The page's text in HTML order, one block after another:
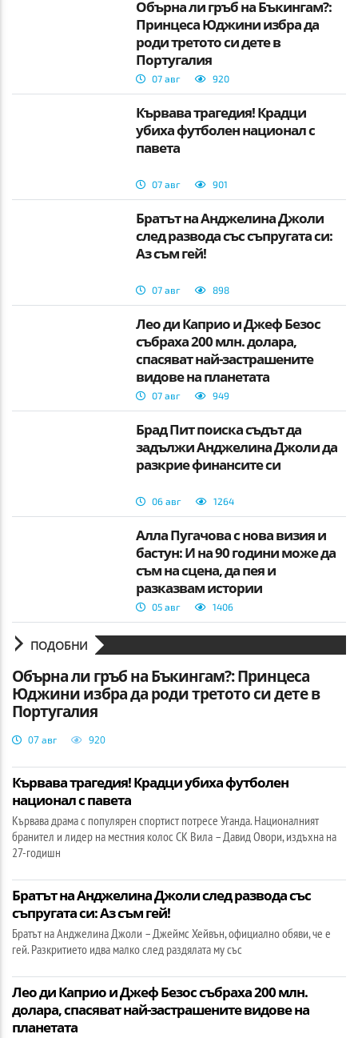
Обърна ли гръб на Бъкингам?:
Принцеса Юджини избра да
роди третото си дете в
Португалия
07 авг 920
Кървава трагедия! Крадци
убиха футболен национал с
павета
07 авг 901
Братът на Анджелина Джоли
след развода със съпругата си:
Аз съм гей!
07 авг 898
Лео ди Каприо и Джеф Безос
събраха 200 млн. долара,
спасяват най-застрашените
видове на планетата
07 авг 949
Брад Пит поиска съдът да
задължи Анджелина Джоли да
разкрие финансите си
06 авг 1264
Алла Пугачова с нова визия и
бастун: И на 90 години може да
съм на сцена, да пея и
разказвам истории
05 авг 1406
ПОДОБНИ
Обърна ли гръб на Бъкингам?: Принцеса
Юджини избра да роди третото си дете в
Португалия
07 авг 920
Кървава трагедия! Крадци убиха футболен
национал с павета
Кървава драма с популярен спортист потресе Уганда. Националният
бранител и лидер на местния колос СК Вила – Давид Овори, издъхна на
27-годишн
Братът на Анджелина Джоли след развода със
съпругата си: Аз съм гей!
Братът на Анджелина Джоли – Джеймс Хейвън, официално обяви, че е
гей. Разкритието идва малко след раздялата му със
Лео ди Каприо и Джеф Безос събраха 200 млн.
долара, спасяват най-застрашените видове на
планетата